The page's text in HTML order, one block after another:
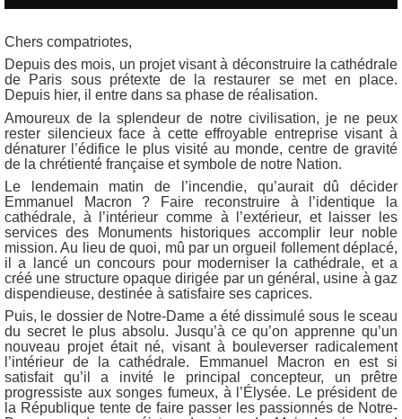
Chers compatriotes,
Depuis des mois, un projet visant à déconstruire la cathédrale
de Paris sous prétexte de la restaurer se met en place.
Depuis hier, il entre dans sa phase de réalisation.
Amoureux de la splendeur de notre civilisation, je ne peux
rester silencieux face à cette effroyable entreprise visant à
dénaturer l’édifice le plus visité au monde, centre de gravité
de la chrétienté française et symbole de notre Nation.
Le lendemain matin de l’incendie, qu’aurait dû décider
Emmanuel Macron ? Faire reconstruire à l’identique la
cathédrale, à l’intérieur comme à l’extérieur, et laisser les
services des Monuments historiques accomplir leur noble
mission. Au lieu de quoi, mû par un orgueil follement déplacé,
il a lancé un concours pour moderniser la cathédrale, et a
créé une structure opaque dirigée par un général, usine à gaz
dispendieuse, destinée à satisfaire ses caprices.
Puis, le dossier de Notre-Dame a été dissimulé sous le sceau
du secret le plus absolu. Jusqu’à ce qu’on apprenne qu’un
nouveau projet était né, visant à bouleverser radicalement
l’intérieur de la cathédrale. Emmanuel Macron en est si
satisfait qu’il a invité le principal concepteur, un prêtre
progressiste aux songes fumeux, à l’Élysée. Le président de
la République tente de faire passer les passionnés de Notre-